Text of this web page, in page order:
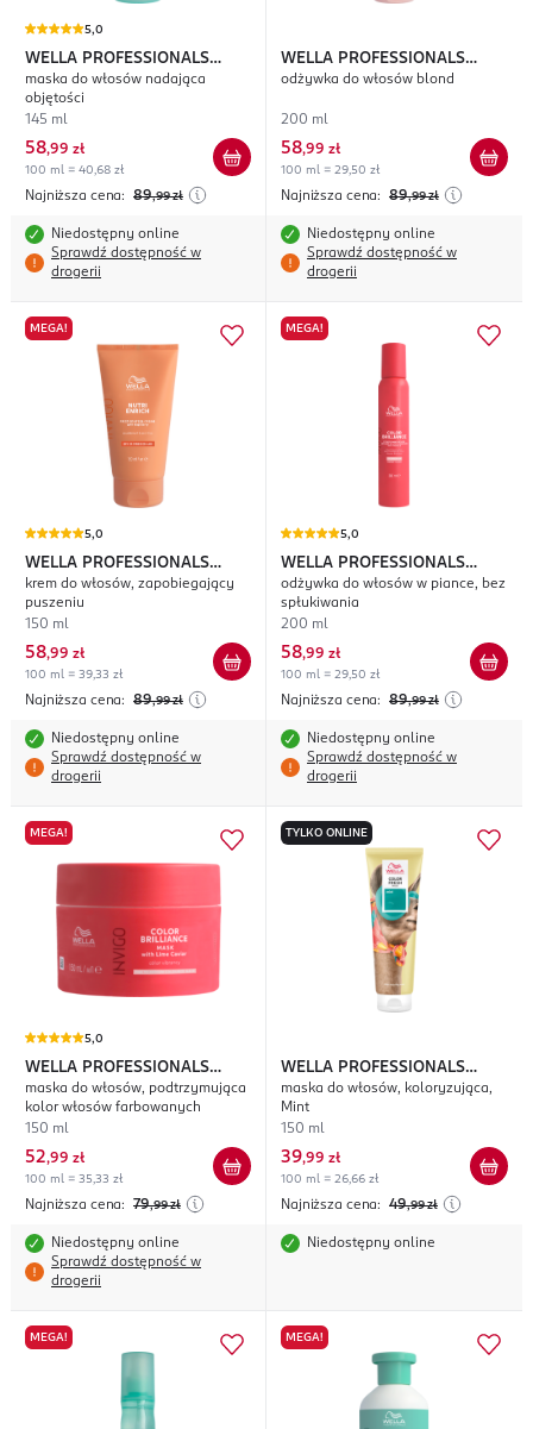
5,0
WELLA PROFESSIONALS
Invigo Volume Boost
maska do włosów nadająca
objętości
145 ml
58,99 zł
100 ml = 40,68 zł
Najniższa cena: 89,99 zł
Niedostępny online
Sprawdź dostępność w
drogerii
WELLA PROFESSIONALS
Invigo Blonde Recharge
odżywka do włosów blond
200 ml
58,99 zł
100 ml = 29,50 zł
Najniższa cena: 89,99 zł
Niedostępny online
Sprawdź dostępność w
drogerii
MEGA!
5,0
WELLA PROFESSIONALS
Invigo Nutri Enrich
krem do włosów, zapobiegający
puszeniu
150 ml
58,99 zł
100 ml = 39,33 zł
Najniższa cena: 89,99 zł
Niedostępny online
Sprawdź dostępność w
drogerii
MEGA!
5,0
WELLA PROFESSIONALS
Invigo Color Brilliance
odżywka do włosów w piance, bez
spłukiwania
200 ml
58,99 zł
100 ml = 29,50 zł
Najniższa cena: 89,99 zł
Niedostępny online
Sprawdź dostępność w
drogerii
MEGA!
5,0
WELLA PROFESSIONALS
Invigo Color Brilliance
maska do włosów, podtrzymująca
kolor włosów farbowanych
150 ml
52,99 zł
100 ml = 35,33 zł
Najniższa cena: 79,99 zł
Niedostępny online
Sprawdź dostępność w
drogerii
TYLKO ONLINE
WELLA PROFESSIONALS
Color Fresh
maska do włosów, koloryzująca,
Mint
150 ml
39,99 zł
100 ml = 26,66 zł
Najniższa cena: 49,99 zł
Niedostępny online
MEGA! MEGA!